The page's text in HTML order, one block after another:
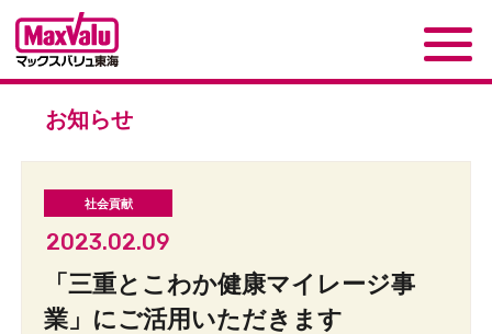
お知らせ
2023.02.09
「三重とこわか健康マイレージ事
業」にご活用いただきます